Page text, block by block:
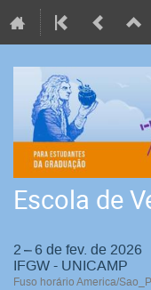
Escola de
2 – 6 de fev. de 2026
IFGW - UNICAMP
Fuso horário America/